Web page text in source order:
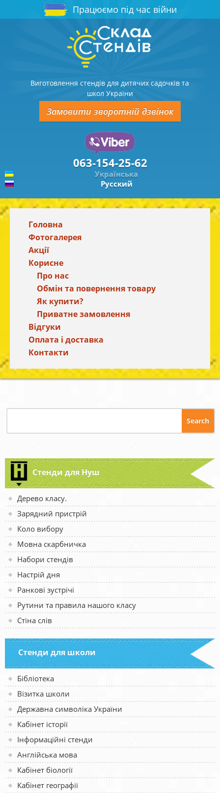
Працюємо під час війни
Виготовлення стендів для дитячих садочків та
школ України
Замовити зворотній дзвінок
063-154-25-62
Українська
Русский
Головна
Фотогалерея
Акції
Корисне
Про нас
Обмін та повернення товару
Як купити?
Приватне замовлення
Відгуки
Оплата і доставка
Контакти
Стенди для Нуш
Дерево класу.
Зарядний пристрій
Коло вибору
Мовна скарбничка
Набори стендів
Настрій дня
Ранкові зустрічі
Рутини та правила нашого класу
Стіна слів
Стенди для школи
Бібліотека
Візитка школи
Державна символіка України
Кабінет історії
Інформаційні стенди
Англійська мова
Кабінет біології
Кабінет географії